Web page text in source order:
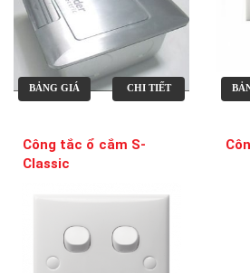
BẢNG GIÁ CHI TIẾT
Công tắc ổ cắm S-
Classic